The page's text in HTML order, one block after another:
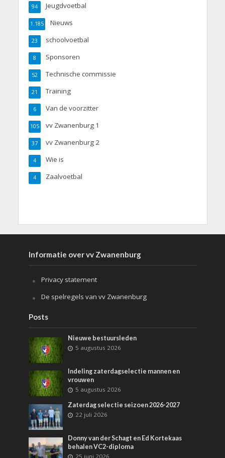
Jeugdvoetbal
94
Nieuws
1.185
schoolvoetbal
23
Sponsoren
8
Technische commissie
52
Training
21
Van de voorzitter
6
vv Zwanenburg 1
105
vv Zwanenburg 2
37
Wie is
4
Zaalvoetbal
4
Informatie over vv Zwanenburg
Privacy statement
De spelregels van vv Zwanenburg
Posts
Nieuwe bestuursleden
5 augustus 2026
Indeling zaterdagselectie mannen en
vrouwen
5 augustus 2026
Zaterdag selectie seizoen 2026-2027
22 juli 2026
Donny van der Schagt en Ed Kortekaas
behalen VC2-diploma
25 juni 2026